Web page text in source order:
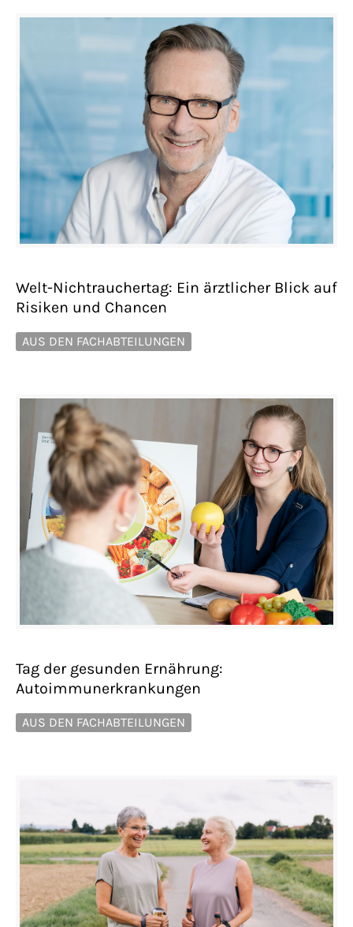
Welt-Nichtrauchertag: Ein ärztlicher Blick auf
Risiken und Chancen
AUS DEN FACHABTEILUNGEN
Tag der gesunden Ernährung:
Autoimmunerkrankungen
AUS DEN FACHABTEILUNGEN